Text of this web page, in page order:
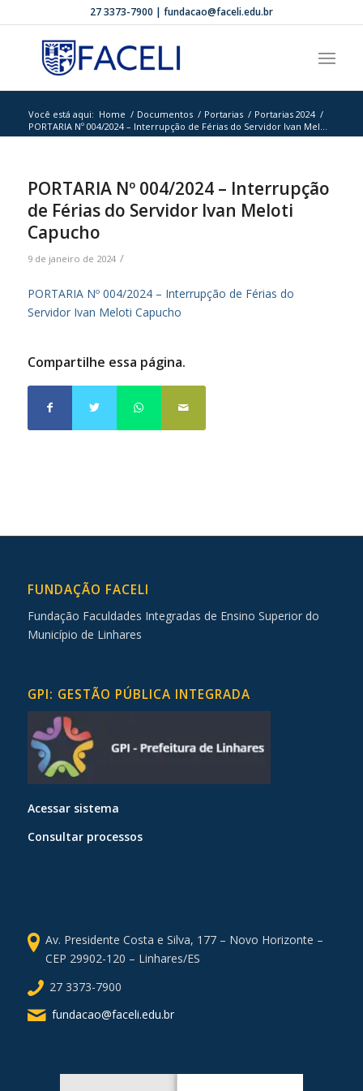
27 3373-7900 | fundacao@faceli.edu.br
Você está aqui: Home / Documentos / Portarias / Portarias 2024 /
PORTARIA Nº 004/2024 – Interrupção de Férias do Servidor Ivan Mel...
PORTARIA Nº 004/2024 – Interrupção
de Férias do Servidor Ivan Meloti
Capucho
9 de janeiro de 2024 /
PORTARIA Nº 004/2024 – Interrupção de Férias do
Servidor Ivan Meloti Capucho
Compartilhe essa página.
FUNDAÇÃO FACELI
Fundação Faculdades Integradas de Ensino Superior do
Município de Linhares
GPI: GESTÃO PÚBLICA INTEGRADA
Acessar sistema
Consultar processos
Av. Presidente Costa e Silva, 177 – Novo Horizonte –
CEP 29902-120 – Linhares/ES
27 3373-7900
fundacao@faceli.edu.br